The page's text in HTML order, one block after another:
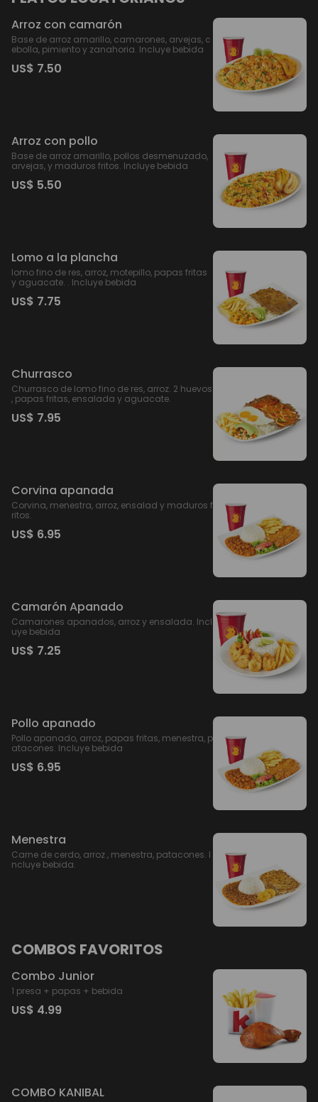
Arroz con camarón
Base de arroz amarillo, camarones, arvejas, c
ebolla, pimiento y zanahoria. Incluye bebida
US$ 7.50
Arroz con pollo
Base de arroz amarillo, pollos desmenuzado,
arvejas, y maduros fritos. Incluye bebida
US$ 5.50
Lomo a la plancha
lomo fino de res, arroz, motepillo, papas fritas
y aguacate. . Incluye bebida
US$ 7.75
Churrasco
Churrasco de lomo fino de res, arroz. 2 huevos
, papas fritas, ensalada y aguacate.
US$ 7.95
Corvina apanada
Corvina, menestra, arroz, ensalad y maduros f
ritos.
US$ 6.95
Camarón Apanado
Camarones apanados, arroz y ensalada. Incl
uye bebida
US$ 7.25
Pollo apanado
Pollo apanado, arroz, papas fritas, menestra, p
atacones. Incluye bebida
US$ 6.95
Menestra
Carne de cerdo, arroz , menestra, patacones. I
ncluye bebida.
COMBOS FAVORITOS
Combo Junior
1 presa + papas + bebida
US$ 4.99
COMBO KANIBAL